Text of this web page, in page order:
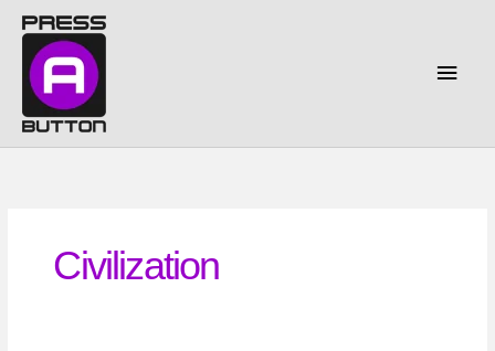
Inhalt
springen
Civilization